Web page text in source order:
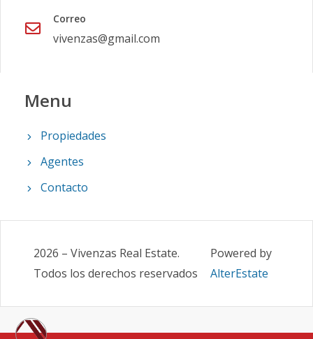
Correo
vivenzas@gmail.com
Menu
Propiedades
Agentes
Contacto
2026 – Vivenzas Real Estate.
Todos los derechos reservados
Powered by
AlterEstate